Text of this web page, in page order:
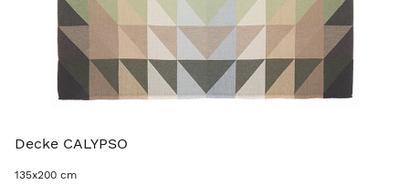
Decke CALYPSO
135x200 cm